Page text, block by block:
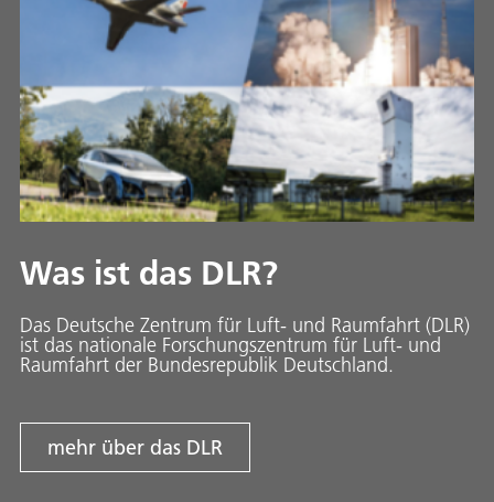
Was ist das DLR?
Das Deutsche Zentrum für Luft- und Raumfahrt (DLR)
ist das nationale Forschungszentrum für Luft- und
Raumfahrt der Bundesrepublik Deutschland.
mehr über das DLR